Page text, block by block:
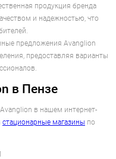
продукция бренда
и надежностью, что
предложения Avanglion
предоставляя варианты
в Пензе
в нашем интернет-
стационарные магазины по